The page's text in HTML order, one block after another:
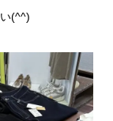
(^^)